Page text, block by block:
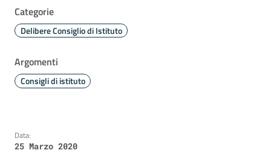
Categorie
Delibere Consiglio di Istituto
Argomenti
Consigli di istituto
Data:
25 Marzo 2020